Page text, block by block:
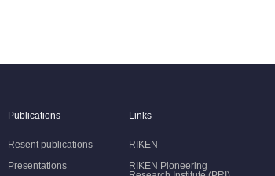
Publications
Resent publications
Presentations
Links
RIKEN
RIKEN Pioneering